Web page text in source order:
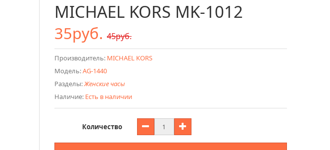
MICHAEL KORS MK-1012
35руб. 45руб.
Производитель: MICHAEL KORS
Модель:AG-1440
Разделы:Женские часы
Наличие: Есть в наличии
Количество